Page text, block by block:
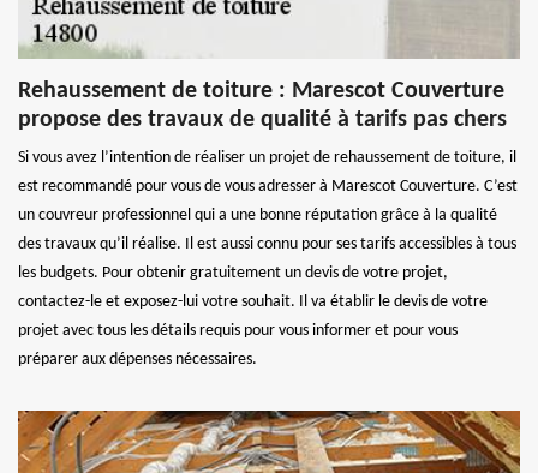
Rehaussement de toiture : Marescot Couverture
propose des travaux de qualité à tarifs pas chers
Si vous avez l’intention de réaliser un projet de rehaussement de toiture, il
est recommandé pour vous de vous adresser à Marescot Couverture. C’est
un couvreur professionnel qui a une bonne réputation grâce à la qualité
des travaux qu’il réalise. Il est aussi connu pour ses tarifs accessibles à tous
les budgets. Pour obtenir gratuitement un devis de votre projet,
contactez-le et exposez-lui votre souhait. Il va établir le devis de votre
projet avec tous les détails requis pour vous informer et pour vous
préparer aux dépenses nécessaires.